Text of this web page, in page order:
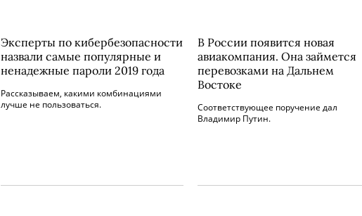
Эксперты по кибербезопасности
назвали самые популярные и
ненадежные пароли 2019 года
Рассказываем, какими комбинациями
лучше не пользоваться.
В России появится новая
авиакомпания. Она займется
перевозками на Дальнем
Востоке
Соответствующее поручение дал
Владимир Путин.